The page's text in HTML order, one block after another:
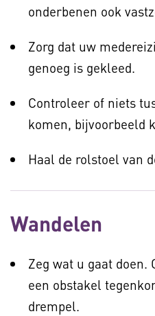
onderbenen ook
Zorg dat uw
genoeg is gekleed.
Controleer of niets
komen, bijvoorbeeld
Haal de rolstoel van
Wandelen
Zeg wat u gaat doen.
een obstakel
drempel.